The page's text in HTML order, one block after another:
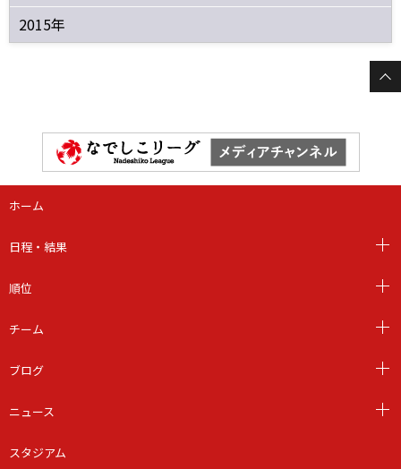
2015年
ホーム
日程・結果
順位
チーム
ブログ
ニュース
スタジアム